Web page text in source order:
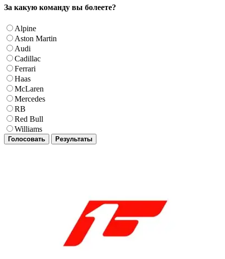
За какую команду вы болеете?
Alpine
Aston Martin
Audi
Cadillac
Ferrari
Haas
McLaren
Mercedes
RB
Red Bull
Williams
Голосовать Результаты